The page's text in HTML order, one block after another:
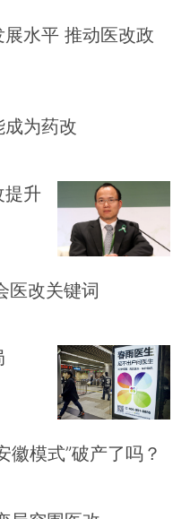
水平 推动医改政
成为药改
提升
医改关键词
徽模式”破产了吗？